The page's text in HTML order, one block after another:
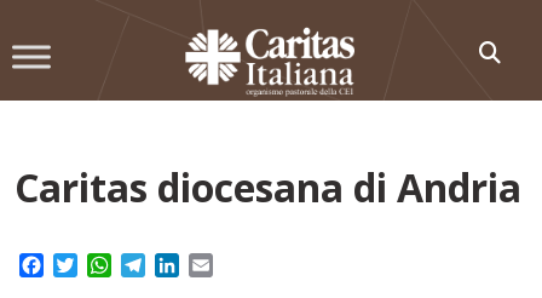
to
Caritas diocesana di Andria
Facebook
TwitterWhatsApp
TelegramLinkedIn